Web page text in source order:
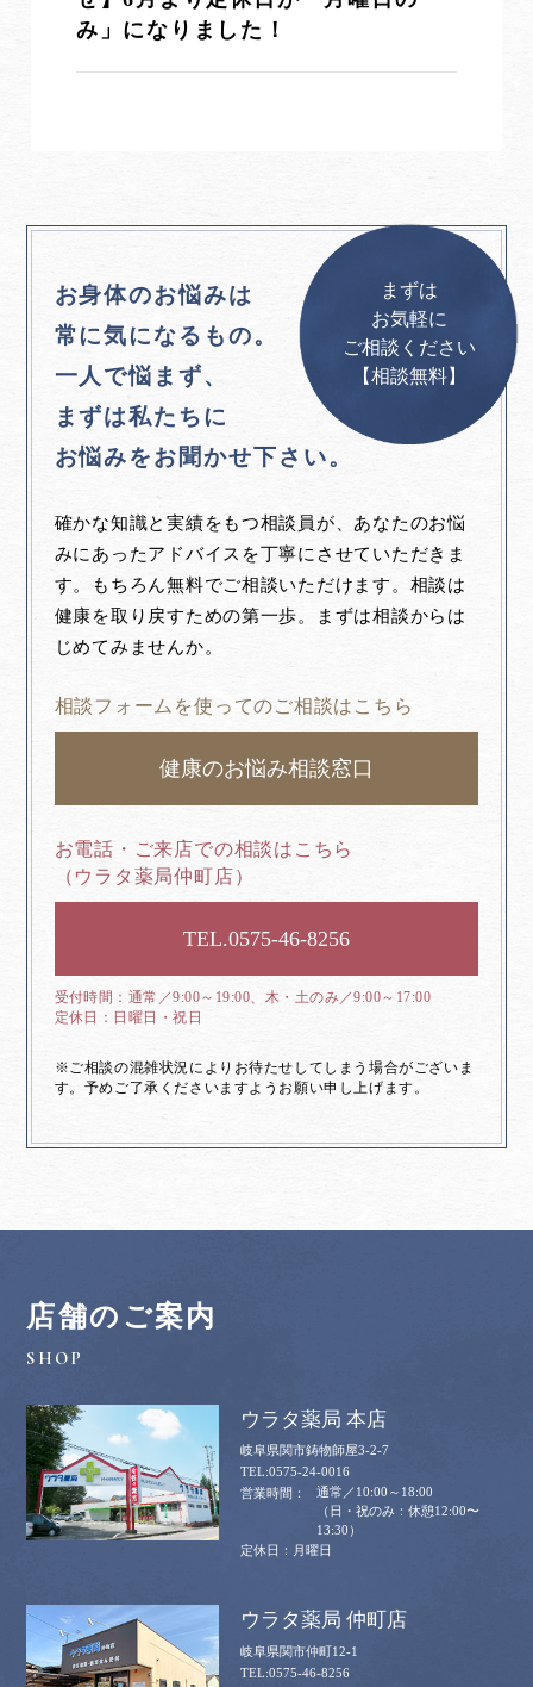
み」になりました！
お身体のお悩みは
常に気になるもの。
一人で悩まず、
まずは私たちに
お悩みをお聞かせ下さい。
確かな知識と実績をもつ相談員が、あなたのお悩
みにあったアドバイスを丁寧にさせていただきま
す。もちろん無料でご相談いただけます。相談は
健康を取り戻すための第一歩。まずは相談からは
じめてみませんか。
相談フォームを使ってのご相談はこちら
健康のお悩み相談窓口
お電話・ご来店での相談はこちら
（ウラタ薬局仲町店）
0575-46-8256
通常／9:00～19:00、木・土のみ／9:00～17:00
日曜日・祝日
※ご相談の混雑状況によりお待たせしてしまう場合がございま
す。予めご了承くださいますようお願い申し上げます。
まずは
お気軽に
ご相談ください
【相談無料】
店舗のご案内
ウラタ薬局 本店
岐阜県関市鋳物師屋3-2-7
0575-24-0016
通常／10:00～18:00
（日・祝のみ：休憩12:00〜
13:30）
月曜日
ウラタ薬局 仲町店
岐阜県関市仲町12-1
0575-46-8256